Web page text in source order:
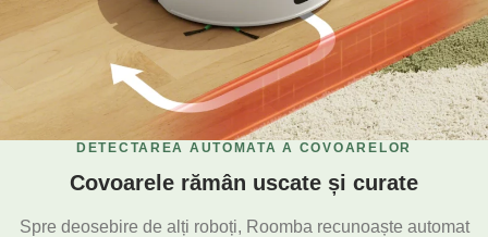
DETECTAREA AUTOMATA A COVOARELOR
Covoarele rămân uscate și curate
Spre deosebire de alți roboți, Roomba recunoaște automat